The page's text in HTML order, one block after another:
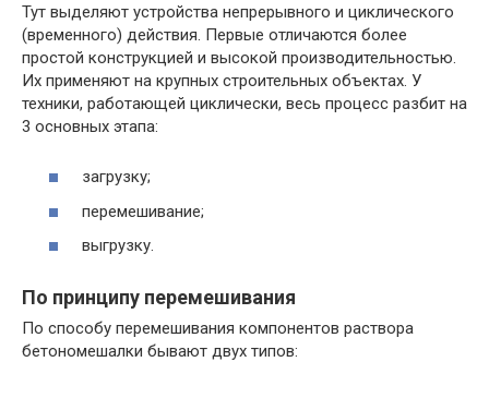
Тут выделяют устройства непрерывного и циклического
(временного) действия. Первые отличаются более
простой конструкцией и высокой производительностью.
Их применяют на крупных строительных объектах. У
техники, работающей циклически, весь процесс разбит на
3 основных этапа:
загрузку;
перемешивание;
выгрузку.
По принципу перемешивания
По способу перемешивания компонентов раствора
бетономешалки бывают двух типов: